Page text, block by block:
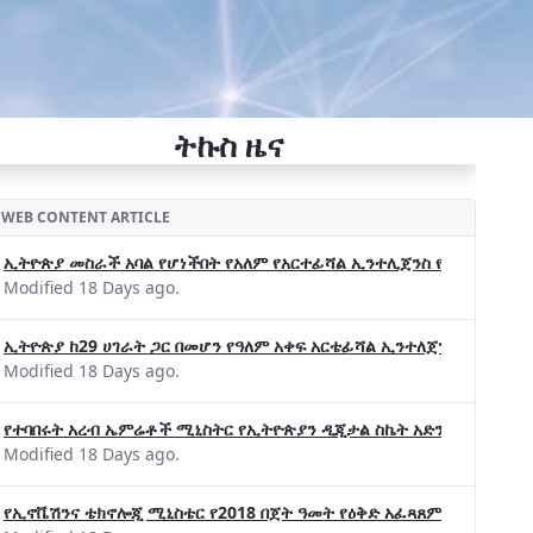
ትኩስ ዜና
WEB CONTENT ARTICLE
ኢትዮጵያ መስራች አባል የሆነችበት የአለም የአርተፊሻል ኢንተሊጀንስ የትብብር
Modified 18 Days ago.
ኢትዮጵያ ከ29 ሀገራት ጋር በመሆን የዓለም አቀፍ አርቴፊሻል ኢንተለጀንስ ትብብር
Modified 18 Days ago.
የተባበሩት አረብ ኤምሬቶች ሚኒስትር የኢትዮጵያን ዲጂታል ስኬት አድንቀዋል
Modified 18 Days ago.
የኢኖቬሽንና ቴክኖሎጂ ሚኒስቴር የ2018 በጀት ዓመት የዕቅድ አፈጻጸምና የቀጣይ